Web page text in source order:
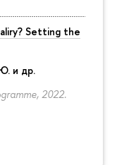
Setting the
и др.
2022.